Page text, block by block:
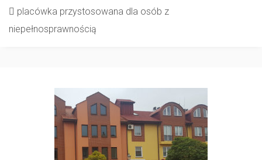
placówka przystosowana dla osób z
niepełnosprawnością